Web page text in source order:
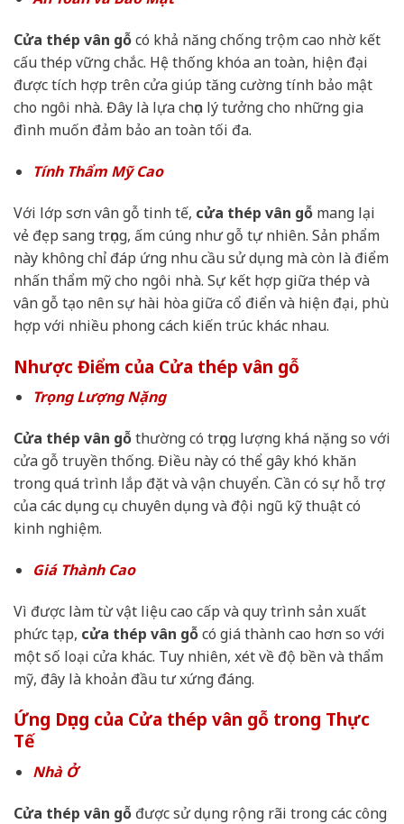
Cửa thép vân gỗcó khả năng chống trộm cao nhờ kết
cấu thép vững chắc. Hệ thống khóa an toàn, hiện đại
được tích hợp trên cửa giúp tăng cường tính bảo mật
cho ngôi nhà. Đây là lựa chọn lý tưởng cho những gia
đình muốn đảm bảo an toàn tối đa.
Tính Thẩm Mỹ Cao
Với lớp sơn vân gỗ tinh tế, cửa thép vân gỗ mang lại
vẻ đẹp sang trọng, ấm cúng như gỗ tự nhiên. Sản phẩm
này không chỉ đáp ứng nhu cầu sử dụng mà còn là điểm
nhấn thẩm mỹ cho ngôi nhà. Sự kết hợp giữa thép và
vân gỗ tạo nên sự hài hòa giữa cổ điển và hiện đại, phù
hợp với nhiều phong cách kiến trúc khác nhau.
Nhược Điểm của Cửa thép vân gỗ
Trọng Lượng Nặng
Cửa thép vân gỗthường có trọng lượng khá nặng so với
cửa gỗ truyền thống. Điều này có thể gây khó khăn
trong quá trình lắp đặt và vận chuyển. Cần có sự hỗ trợ
của các dụng cụ chuyên dụng và đội ngũ kỹ thuật có
kinh nghiệm.
Giá Thành Cao
Vì được làm từ vật liệu cao cấp và quy trình sản xuất
phức tạp, cửa thép vân gỗcó giá thành cao hơn so với
một số loại cửa khác. Tuy nhiên, xét về độ bền và thẩm
mỹ, đây là khoản đầu tư xứng đáng.
Ứng Dụng của Cửa thép vân gỗ trong Thực
Tế
Nhà Ở
Cửa thép vân gỗ được sử dụng rộng rãi trong các công